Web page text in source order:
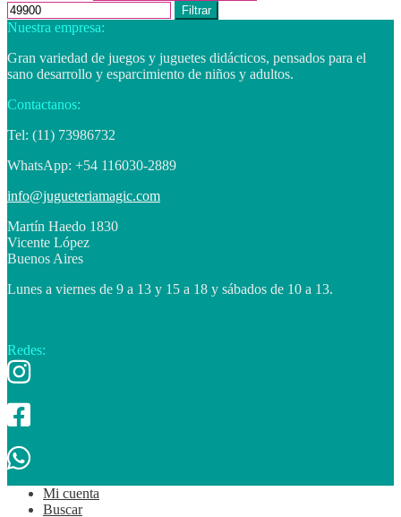
Filtrar
Nuestra empresa:
Gran variedad de juegos y juguetes didácticos, pensados para el
sano desarrollo y esparcimiento de niños y adultos.
Contactanos:
Tel: (11) 73986732
WhatsApp: +54 116030-2889
info@jugueteriamagic.com
Martín Haedo 1830
Vicente López
Buenos Aires
Lunes a viernes de 9 a 13 y 15 a 18 y sábados de 10 a 13.
Redes:
Mi cuenta
Buscar